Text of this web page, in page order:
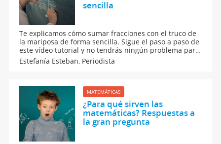
sencilla
Te explicamos cómo sumar fracciones con el truco de
la mariposa de forma sencilla. Sigue el paso a paso de
este vídeo tutorial y no tendrás ningún problema para
ayudar a tu hijos a mejorar sus conocimientos en
matemáticas de la forma más divertida. ¡No te pierdas
Estefanía Esteban, Periodista
MATEMÁTICAS
¿Para qué sirven las
matemáticas? Respuestas a
la gran pregunta